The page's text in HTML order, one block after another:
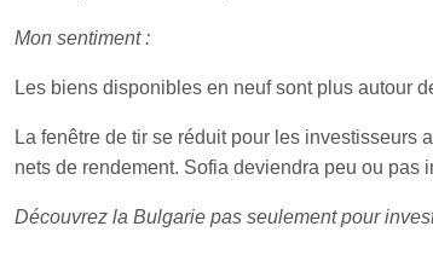
Mon sentiment :
Les biens disponibles en neuf sont plus autour
La fenêtre de tir se réduit pour les investisseurs
nets de rendement. Sofia deviendra peu ou pas
Découvrez la Bulgarie pas seulement pour